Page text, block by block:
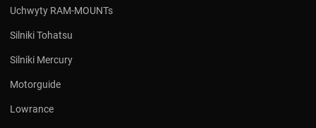
Uchwyty RAM-MOUNTs
Silniki Tohatsu
Silniki Mercury
Motorguide
Lowrance